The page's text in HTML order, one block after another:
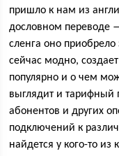
пришло к нам из
дословном переводе
сленга оно приобрело
сейчас модно,
популярно и о чем
выглядит и тарифный
абонентов и других
подключений к
найдется у кого-то из